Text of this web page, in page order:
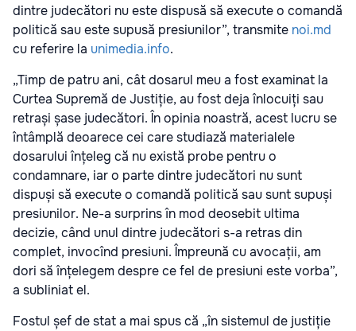
dintre judecători nu este dispusă să execute o comandă
politică sau este supusă presiunilor”, transmite noi.md
cu referire la unimedia.info.
„Timp de patru ani, cât dosarul meu a fost examinat la
Curtea Supremă de Justiție, au fost deja înlocuiți sau
retrași șase judecători. În opinia noastră, acest lucru se
întâmplă deoarece cei care studiază materialele
dosarului înțeleg că nu există probe pentru o
condamnare, iar o parte dintre judecători nu sunt
dispuși să execute o comandă politică sau sunt supuși
presiunilor. Ne-a surprins în mod deosebit ultima
decizie, când unul dintre judecători s-a retras din
complet, invocînd presiuni. Împreună cu avocații, am
dori să înțelegem despre ce fel de presiuni este vorba”,
a subliniat el.
Fostul șef de stat a mai spus că „în sistemul de justiție